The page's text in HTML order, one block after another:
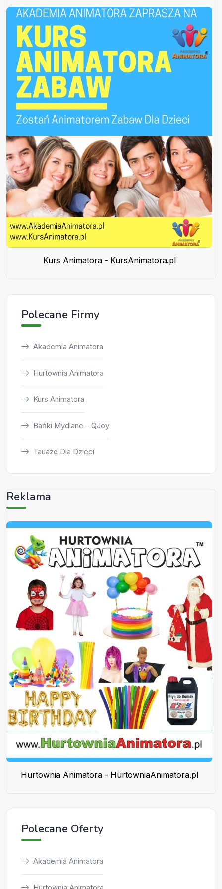
Kurs Animatora - KursAnimatora.pl
Polecane Firmy
Akademia Animatora
Hurtownia Animatora
Kurs Animatora
Bańki Mydlane – QJoy
Tauaże Dla Dzieci
Reklama
Hurtownia Animatora - HurtowniaAnimatora.pl
Polecane Oferty
Akademia Animatora
Hurtownia Animatora